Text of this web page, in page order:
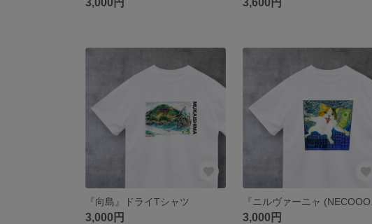
3,000円 3,600円
『向島』ドライTシャツ
3,000円 3,000円